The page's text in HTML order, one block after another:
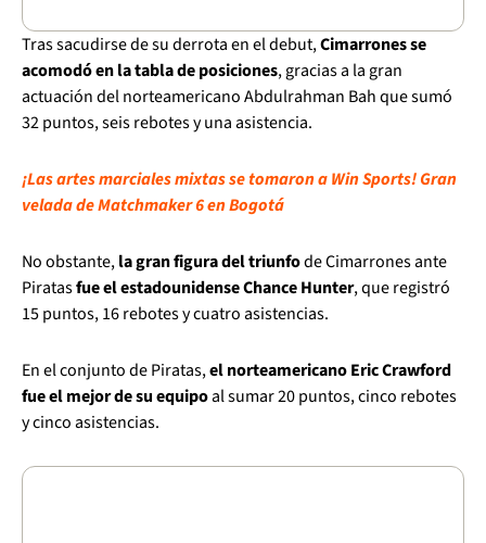
Tras sacudirse de su derrota en el debut,Cimarrones se
acomodó en la tabla de posiciones, gracias a la gran
actuación del norteamericano Abdulrahman Bah que sumó
32 puntos, seis rebotes y una asistencia.
¡Las artes marciales mixtas se tomaron a Win Sports! Gran
velada de Matchmaker 6 en Bogotá
No obstante,la gran figura del triunfode Cimarrones ante
Piratasfue el estadounidense Chance Hunter, que registró
15 puntos, 16 rebotes y cuatro asistencias.
En el conjunto de Piratas,el norteamericano Eric Crawford
fue el mejor de su equipoal sumar 20 puntos, cinco rebotes
y cinco asistencias.